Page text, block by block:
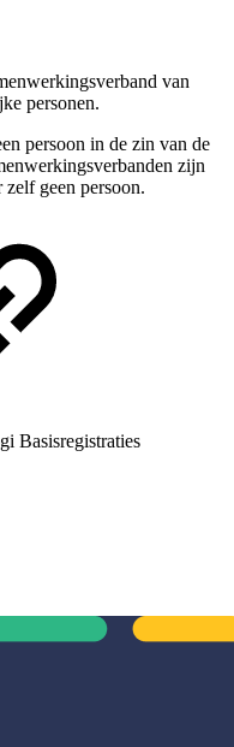
van
personen.
persoon in de zin van de
zijn
geen persoon.
Basisregistraties